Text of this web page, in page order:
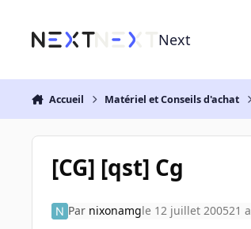
Next
Accueil Matériel et Conseils d'achat
[CG] [qst] Cg
Par nixonamgle 12 juillet 200521 a